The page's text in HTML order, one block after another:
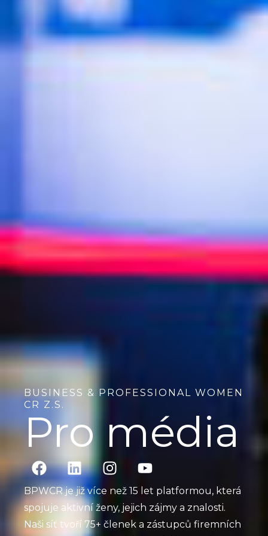
BUSINESS & PROFESSIONAL WOMEN
CR Z.S.
Pro média
F
a
c
e
b
L
i
n
k
e
I
n
s
t
a
Y
o
u
t
u
BPWCR je již více než 15 let platformou, která
spojuje aktivní ženy, jejich zájmy a znalosti.
Naši síť tvoří 75+ členek a zástupců firemních